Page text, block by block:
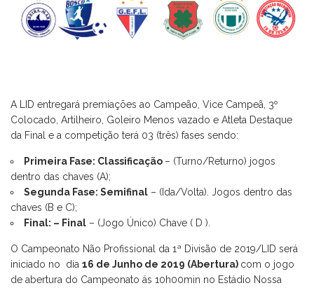
A LID entregará premiações ao Campeão, Vice Campeã, 3º
Colocado, Artilheiro, Goleiro Menos vazado e Atleta Destaque
da Final e a competição terá 03 (três) fases sendo:
Primeira Fase: Classificação – (Turno/Returno) jogos
dentro das chaves (A);
Segunda Fase: Semifinal – (Ida/Volta). Jogos dentro das
chaves (B e C);
Final: – Final – (Jogo Único) Chave ( D ).
O Campeonato Não Profissional da 1ª Divisão de 2019/LID será
iniciado no dia 16 de Junho de 2019 (Abertura) com o jogo
de abertura do Campeonato ás 10h00min no Estádio Nossa